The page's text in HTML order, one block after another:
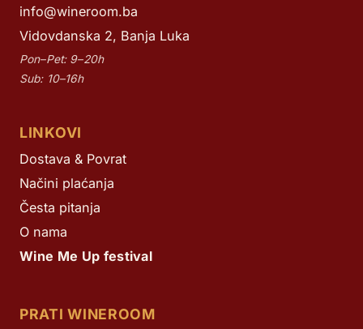
info@wineroom.ba
Vidovdanska 2, Banja Luka
Pon–Pet: 9–20h
Sub: 10–16h
LINKOVI
Dostava & Povrat
Načini plaćanja
Česta pitanja
O nama
Wine Me Up festival
PRATI WINEROOM